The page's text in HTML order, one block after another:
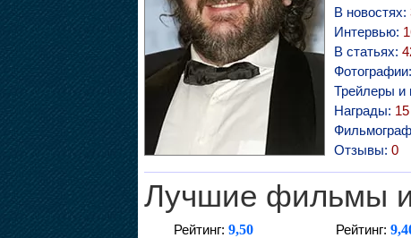
В новостях:
Интервью:
В статьях:
Фотографии:
Трейлеры и
Награды: 15
Отзывы: 0
Лучшие фильмы
Рейтинг: 9,50 Рейтинг: